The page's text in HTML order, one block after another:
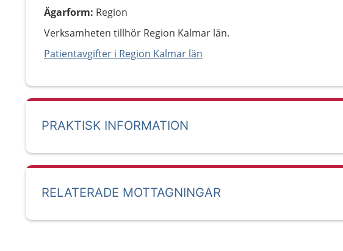
Ägarform: Region
Verksamheten tillhör Region Kalmar län.
Patientavgifter i Region Kalmar län
PRAKTISK INFORMATION
RELATERADE MOTTAGNINGAR